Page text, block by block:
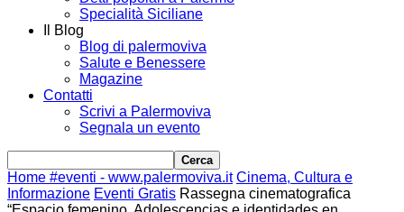
Specialità Siciliane
Il Blog
Blog di palermoviva
Salute e Benessere
Magazine
Contatti
Scrivi a Palermoviva
Segnala un evento
Home #eventi - www.palermoviva.it Cinema, Cultura e
Informazione Eventi Gratis Rassegna cinematografica